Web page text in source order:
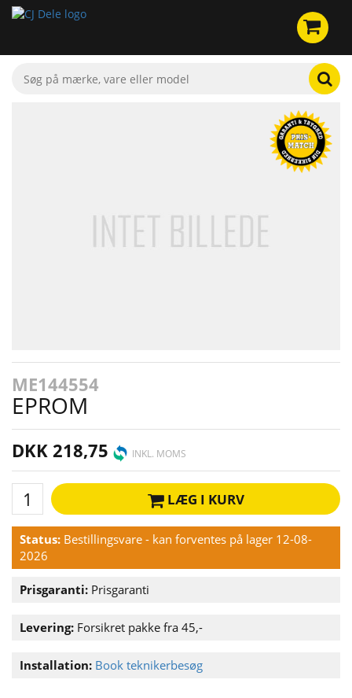
ME144554
EPROM
DKK 218,75 INKL. MOMS
LÆG I KURV
Status: Bestillingsvare - kan forventes på lager 12-08-
2026
Prisgaranti: Prisgaranti
Levering: Forsikret pakke fra 45,-
Installation: Book teknikerbesøg